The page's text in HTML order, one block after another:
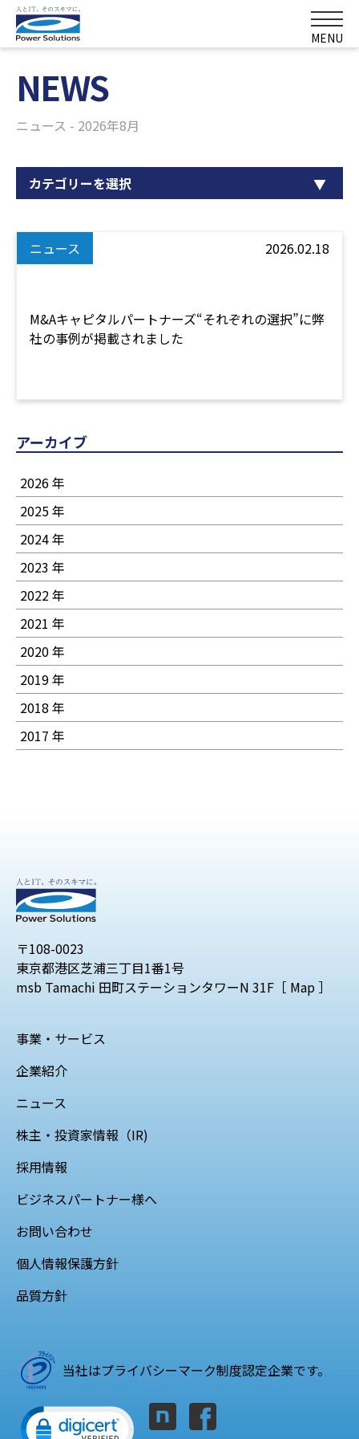
MENU
NEWS
ニュース - 2026年8月
カテゴリーを選択
ニュース 2026.02.18
M&Aキャピタルパートナーズ“それぞれの選択”に弊
社の事例が掲載されました
アーカイブ
2026 年
2025 年
2024 年
2023 年
2022 年
2021 年
2020 年
2019 年
2018 年
2017 年
〒108-0023
東京都港区芝浦三丁目1番1号
msb Tamachi 田町ステーションタワーN 31F［ Map ］
事業・サービス
企業紹介
ニュース
株主・投資家情報（IR)
採用情報
ビジネスパートナー様へ
お問い合わせ
個人情報保護方針
品質方針
当社はプライバシーマーク制度認定企業です。
Click to open certificate verification popup